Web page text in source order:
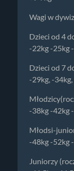
Wagi w
Dzieci od 4
-22kg -25kg
Dzieci od 7
-29kg, -
-38kg -42kg
Młodsi-
-48kg -52kg
Juniorzy